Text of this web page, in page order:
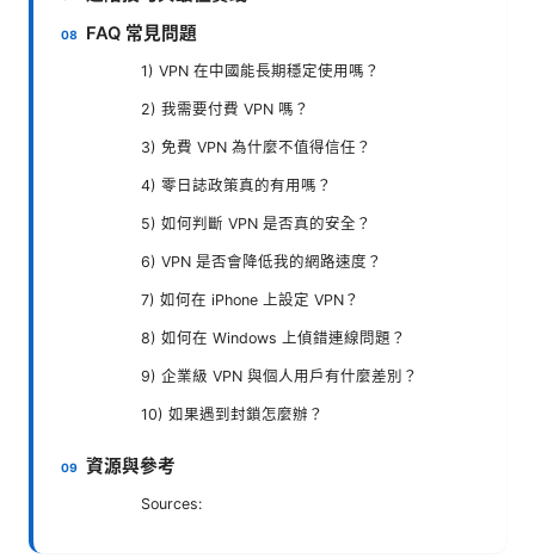
FAQ 常見問題
1) VPN 在中國能長期穩定使用嗎？
2) 我需要付費 VPN 嗎？
3) 免費 VPN 為什麼不值得信任？
4) 零日誌政策真的有用嗎？
5) 如何判斷 VPN 是否真的安全？
6) VPN 是否會降低我的網路速度？
7) 如何在 iPhone 上設定 VPN？
8) 如何在 Windows 上偵錯連線問題？
9) 企業級 VPN 與個人用戶有什麼差別？
10) 如果遇到封鎖怎麼辦？
資源與參考
Sources: